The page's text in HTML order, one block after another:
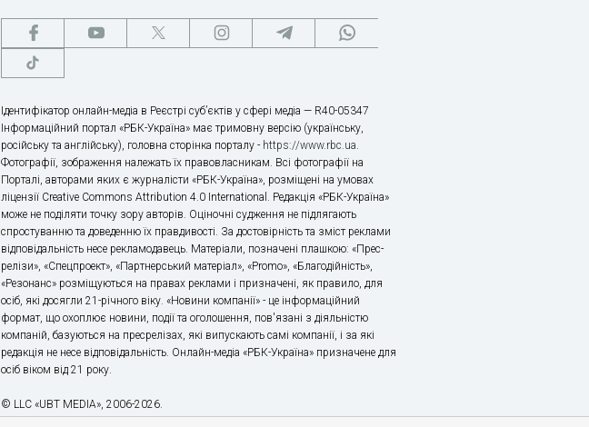
Ідентифікатор онлайн-медіа в Реєстрі суб’єктів у сфері медіа — R40-05347
Інформаційний портал «РБК-Україна» має тримовну версію (українську,
російську та англійську), головна сторінка порталу - https://www.rbc.ua.
Фотографії, зображення належать їх правовласникам. Всі фотографії на
Порталі, авторами яких є журналісти «РБК-Україна», розміщені на умовах
ліцензії Creative Commons Attribution 4.0 International. Редакція «РБК-Україна»
може не поділяти точку зору авторів. Оціночні судження не підлягають
спростуванню та доведенню їх правдивості. За достовірність та зміст реклами
відповідальність несе рекламодавець. Матеріали, позначені плашкою: «Прес-
релізи», «Спецпроект», «Партнерський матеріал», «Promo», «Благодійність»,
«Резонанс» розміщуються на правах реклами і призначені, як правило, для
осіб, які досягли 21-річного віку. «Новини компанії» - це інформаційний
формат, що охоплює новини, події та оголошення, пов'язані з діяльністю
компаній, базуються на пресрелізах, які випускають самі компанії, і за які
редакція не несе відповідальність. Онлайн-медіа «РБК-Україна» призначене для
осіб віком від 21 року.
© LLC «UBT MEDIA», 2006-2026.